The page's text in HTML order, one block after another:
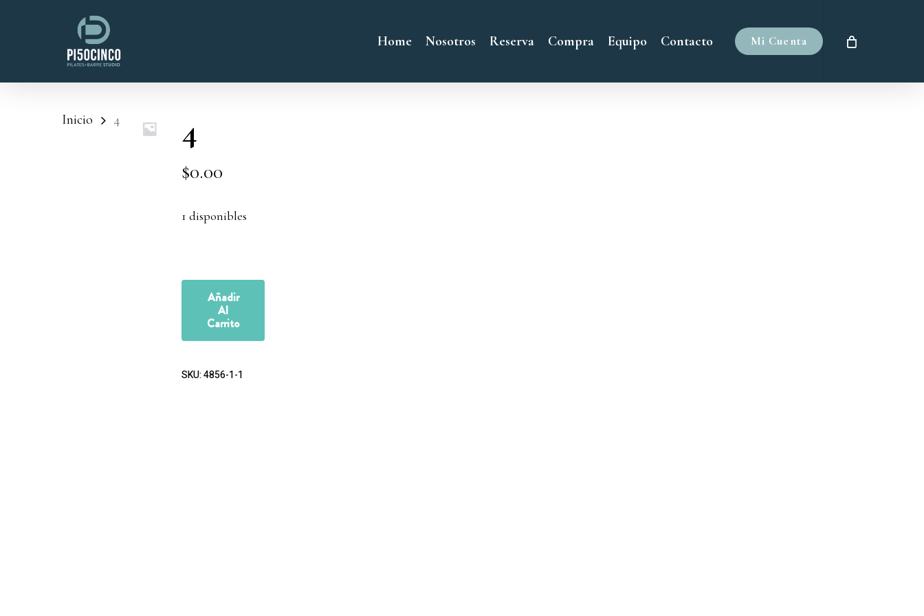
Home Nosotros Reserva Compra Equipo Contacto
Inicio 4 4
$0.00
1 disponibles
Añadir
Al
Carrito
SKU:4856-1-1